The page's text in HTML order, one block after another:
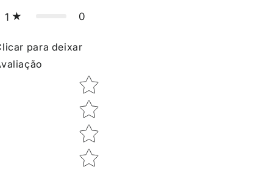
1 0
para deixar
Star rating